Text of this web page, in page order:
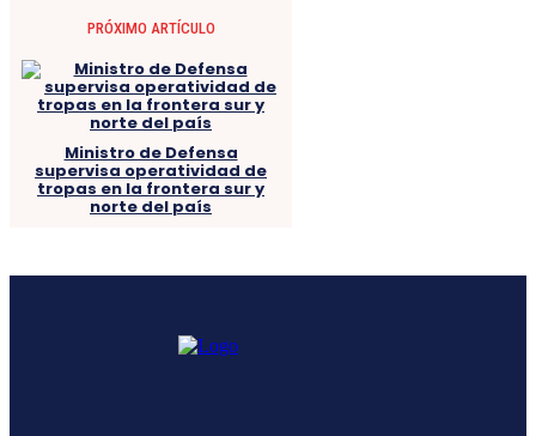
PRÓXIMO ARTÍCULO
Ministro de Defensa
supervisa operatividad de
tropas en la frontera sur y
norte del país